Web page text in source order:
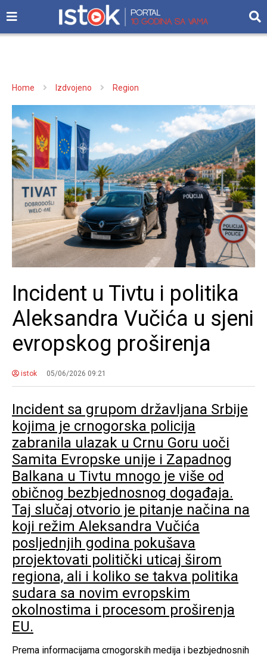
Home Izdvojeno Region
Incident u Tivtu i politika
Aleksandra Vučića u sjeni
evropskog proširenja
istok 05/06/2026 09:21
Incident sa grupom državljana Srbije
kojima je crnogorska policija
zabranila ulazak u Crnu Goru uoči
Samita Evropske unije i Zapadnog
Balkana u Tivtu mnogo je više od
običnog bezbjednosnog događaja.
Taj slučaj otvorio je pitanje načina na
koji režim Aleksandra Vučića
posljednjih godina pokušava
projektovati politički uticaj širom
regiona, ali i koliko se takva politika
sudara sa novim evropskim
okolnostima i procesom proširenja
EU.
Prema informacijama crnogorskih medija i bezbjednosnih